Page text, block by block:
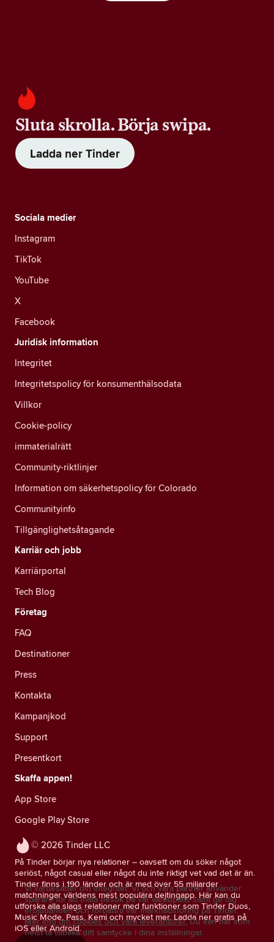
Sluta skrolla. Börja swipa.
Ladda ner Tinder
© 2026 Tinder LLC
På Tinder börjar nya relationer – oavsett om du söker något
seriöst, något casual eller något du inte riktigt vet vad det är än.
Tinder finns i 190 länder och är med över 55 miljarder
matchningar världens mest populära dejtingapp. Här kan du
utforska alla slags relationer med funktioner som Tinder Duos,
Music Mode, Pass, Kemi och mycket mer. Ladda ner gratis på
iOS eller Android.
Sociala medier
Instagram
TikTok
YouTube
X
Facebook
Juridisk information
Integritet
Integritetspolicy för konsumenthälsodata
Villkor
Cookie-policy
immaterialrätt
Community-riktlinjer
Information om säkerhetspolicy för Colorado
Communityinfo
Tillgänglighetsåtagande
Karriär och jobb
Karriärportal
Tech Blog
Företag
FAQ
Destinationer
Press
Kontakta
Kampanjkod
Support
Presentkort
Skaffa appen!
App Store
Google Play Store
Vi värdesätter din integritet. Vi och våra partner använder
spårare för att mäta besök på vår webbplats samt ge dig
erbjudanden och förbättra vår marknadsföring på Tinder.
Mer info om cookies och våra leverantörer. Du kan när som
helst ta tillbaka ditt samtycke i dina inställningar.